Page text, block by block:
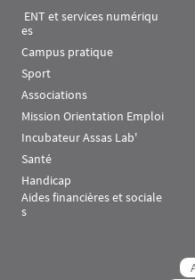
es
Campus pratique
Sport
Associations
Mission Orientation Emploi
Incubateur Assas Lab'
Santé
Handicap
Aides financières et sociale
s